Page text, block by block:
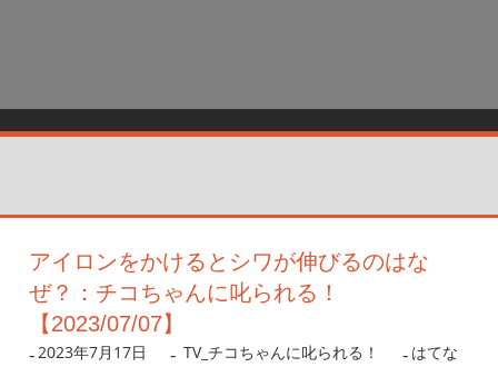
アイロンをかけるとシワが伸びるのはな
ぜ？：チコちゃんに叱られる！
【2023/07/07】
2023年7月17日 nanigoto
TV_チコちゃんに叱られる！
はてな